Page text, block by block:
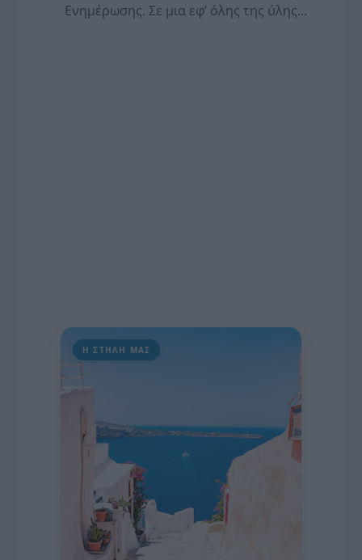
Ενημέρωσης. Σε μια εφ’ όλης της ύλης
Η ΣΤΗΛΗ ΜΑΣ